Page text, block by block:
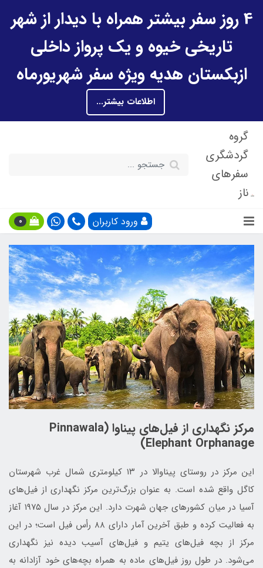
4 روز سفر بیشتر همراه با دیدار از شهر
تاریخی خیوه و یک پرواز داخلی
ازبکستان هدیه ویژه سفر شهریورماه
اطلاعات بیشتر...
گروه
گردشگری
سفرهای
ناز
ورود کاربران 0
مرکز نگهداری از فیل‌های پیناوا (Pinnawala
Elephant Orphanage)
این مرکز در روستای پیناوالا در ۱۳‏‎ ‎کیلومتری شمال غرب شهرستان
کاگل ‏واقع شده است. به عنوان بزرگ‌ترین مرکز نگهداری از فیل‌های
آسیا در میان کشورهای جهان شهرت ‏دارد. این مرکز در سال ۱۹۷۵ آغاز
به فعالیت کرده و طبق ‏آخرین آمار دارای ۸۸ ‏رأس فیل است؛ در این
مرکز از بچه فیل‌های یتیم و فیل‌های آسیب دیده نیز ‏نگهداری
می‌شود. در طول روز فیل‌های ماده به همراه بچه‌های خود ‏آزادانه به